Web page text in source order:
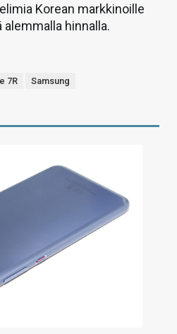
Korean markkinoille
alemmalla hinnalla.
7R
Samsung